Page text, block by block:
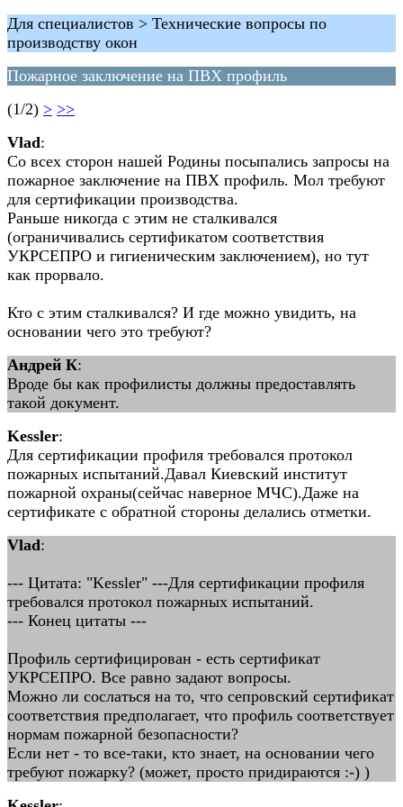
Для специалистов > Технические вопросы по
производству окон
Пожарное заключение на ПВХ профиль
(1/2) > >>
Vlad:
Со всех сторон нашей Родины посыпались запросы на
пожарное заключение на ПВХ профиль. Мол требуют
для сертификации производства.
Раньше никогда с этим не сталкивался
(ограничивались сертификатом соответствия
УКРСЕПРО и гигиеническим заключением), но тут
как прорвало.
Кто с этим сталкивался? И где можно увидить, на
основании чего это требуют?
Андрей К:
Вроде бы как профилисты должны предоставлять
такой документ.
Kessler:
Для сертификации профиля требовался протокол
пожарных испытаний.Давал Киевский институт
пожарной охраны(сейчас наверное МЧС).Даже на
сертификате с обратной стороны делались отметки.
Vlad:
--- Цитата: "Kessler" ---Для сертификации профиля
требовался протокол пожарных испытаний.
--- Конец цитаты ---
Профиль сертифицирован - есть сертификат
УКРСЕПРО. Все равно задают вопросы.
Можно ли сослаться на то, что сепровский сертификат
соответствия предполагает, что профиль соответствует
нормам пожарной безопасности?
Если нет - то все-таки, кто знает, на основании чего
требуют пожарку? (может, просто придираются :-) )